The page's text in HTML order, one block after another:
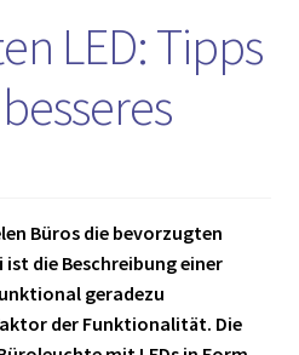
LED: Tipps
Büros die bevorzugten
ist die Beschreibung einer
geradezu
der Funktionalität. Die